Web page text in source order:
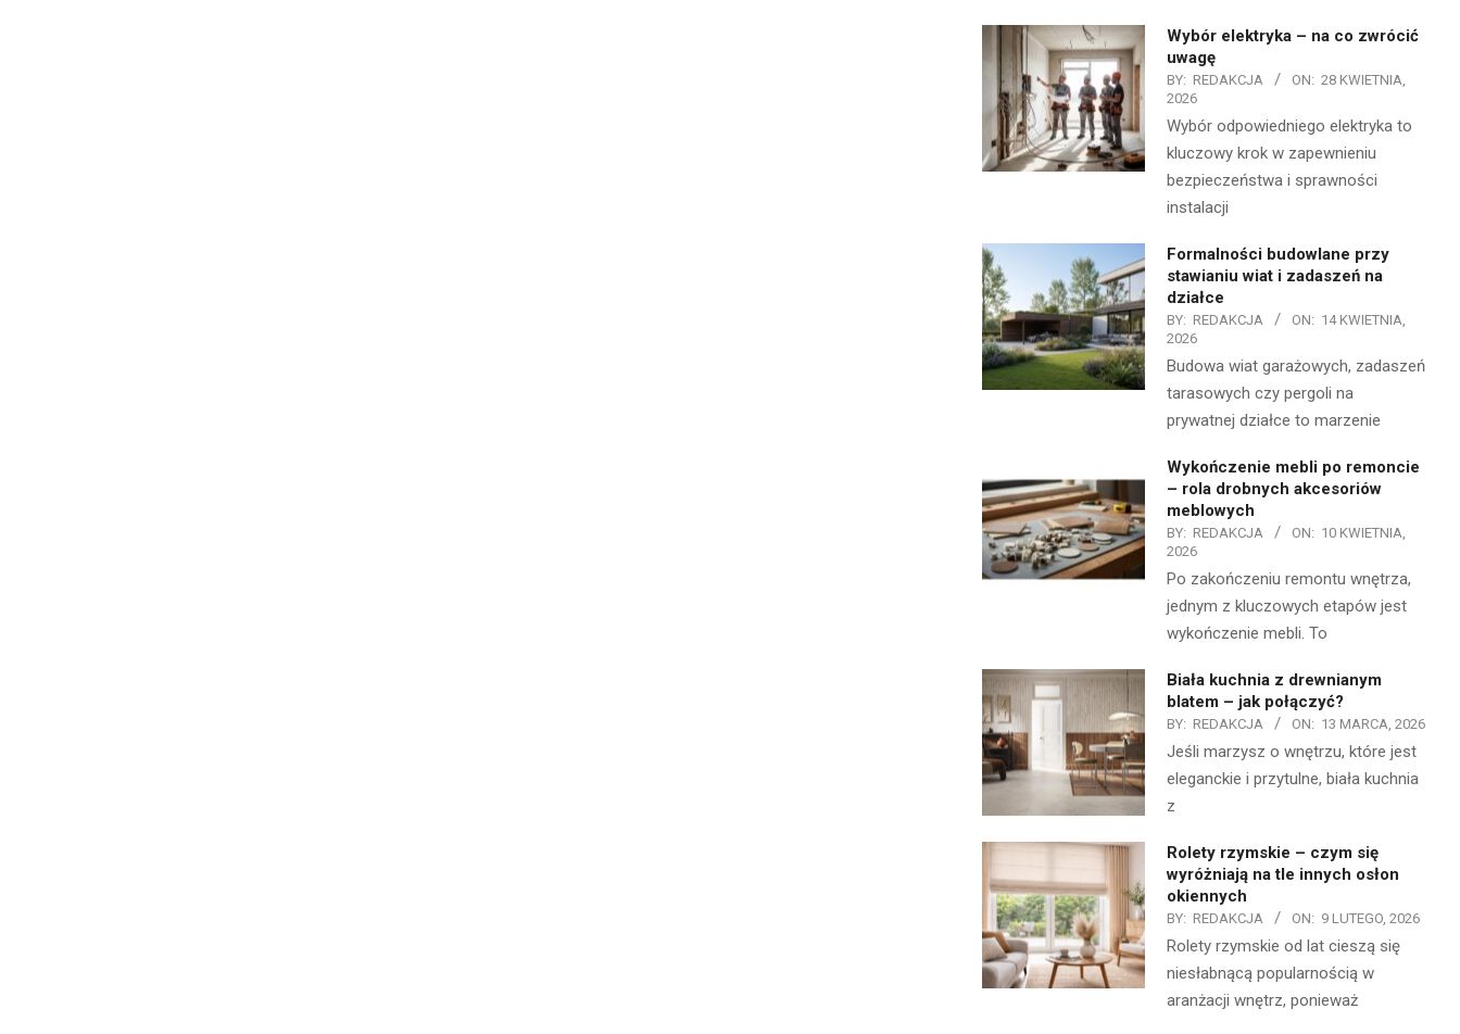
Wybór elektryka – na co zwrócić
uwagę
BY: REDAKCJA ON: 28 KWIETNIA,
2026
Wybór odpowiedniego elektryka to
kluczowy krok w zapewnieniu
bezpieczeństwa i sprawności
instalacji
Formalności budowlane przy
stawianiu wiat i zadaszeń na
działce
BY: REDAKCJA ON: 14 KWIETNIA,
2026
Budowa wiat garażowych, zadaszeń
tarasowych czy pergoli na
prywatnej działce to marzenie
Wykończenie mebli po remoncie
– rola drobnych akcesoriów
meblowych
BY: REDAKCJA ON: 10 KWIETNIA,
2026
Po zakończeniu remontu wnętrza,
jednym z kluczowych etapów jest
wykończenie mebli. To
Biała kuchnia z drewnianym
blatem – jak połączyć?
BY: REDAKCJA ON: 13 MARCA, 2026
Jeśli marzysz o wnętrzu, które jest
eleganckie i przytulne, biała kuchnia
z
Rolety rzymskie – czym się
wyróżniają na tle innych osłon
okiennych
BY: REDAKCJA ON: 9 LUTEGO, 2026
Rolety rzymskie od lat cieszą się
niesłabnącą popularnością w
aranżacji wnętrz, ponieważ